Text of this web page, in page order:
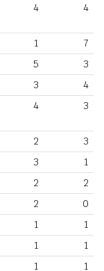
4 4
1
7
5
3
3
4
4 3
2
3
3
1
2
2
2
0
1
1
1
1
1 1